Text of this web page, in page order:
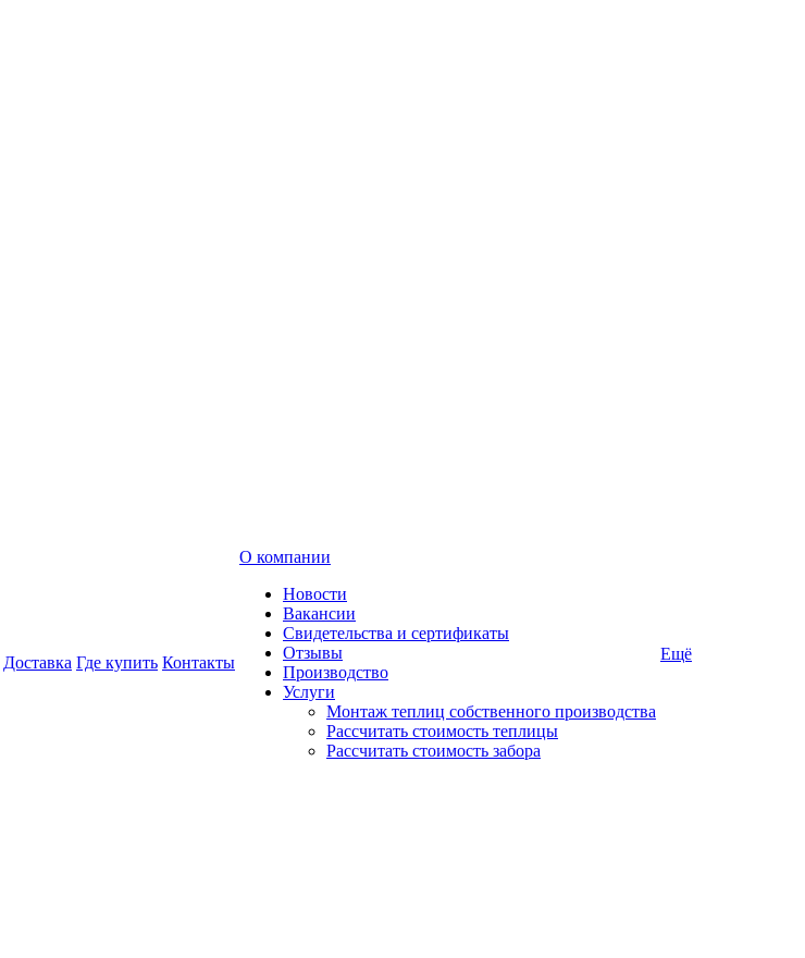
Доставка Где купить Контакты
О компании
Новости
Вакансии
Свидетельства и сертификаты
Отзывы
Производство
Услуги
Монтаж теплиц собственного производства
Рассчитать стоимость теплицы
Рассчитать стоимость забора
Ещё